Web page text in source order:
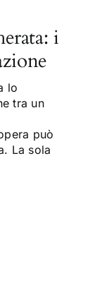
i
lo
tra un
può
La sola